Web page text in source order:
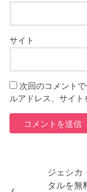
サイト
次回のコメント
ルアドレス、サイト
ジェシカ
タルを無